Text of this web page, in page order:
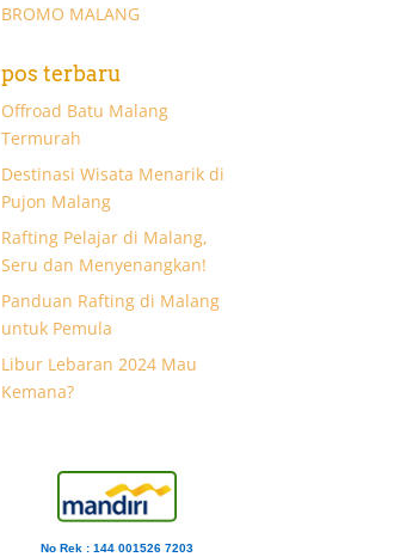
BROMO MALANG
pos terbaru
Offroad Batu Malang
Termurah
Destinasi Wisata Menarik di
Pujon Malang
Rafting Pelajar di Malang,
Seru dan Menyenangkan!
Panduan Rafting di Malang
untuk Pemula
Libur Lebaran 2024 Mau
Kemana?
No Rek : 144 001526 7203